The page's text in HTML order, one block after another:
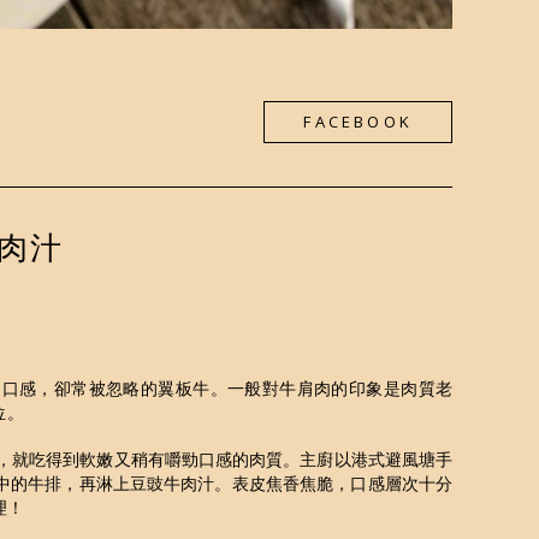
FACEBOOK
汁
感，卻常被忽略的翼板牛。一般對牛肩肉的印象是肉質老
就吃得到軟嫩又稍有嚼勁口感的肉質。主廚以港式避風塘手
的牛排，再淋上豆豉牛肉汁。表皮焦香焦脆，口感層次十分